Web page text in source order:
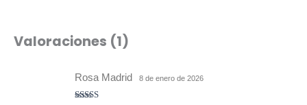
Valoraciones (1)
Rosa Madrid 8 de enero de 2026